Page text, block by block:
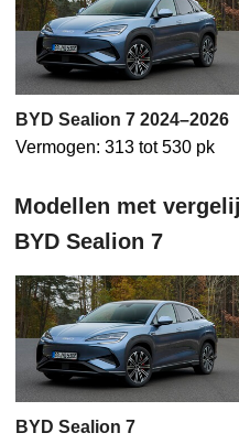
BYD Sealion 7 2024–2026
Vermogen: 313 tot 530 pk
Modellen met
BYD Sealion 7
BYD Sealion 7